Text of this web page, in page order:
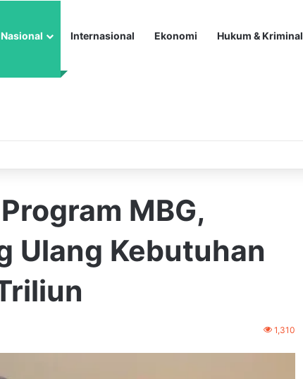
Nasional Internasional Ekonomi Hukum & Kriminal
MBG,
Ulang Kebutuhan
1,310